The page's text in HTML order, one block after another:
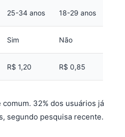
25-34 anos 18-29 anos
Sim Não
R$ 1,20 R$ 0,85
32% dos usuários já
segundo pesquisa recente.